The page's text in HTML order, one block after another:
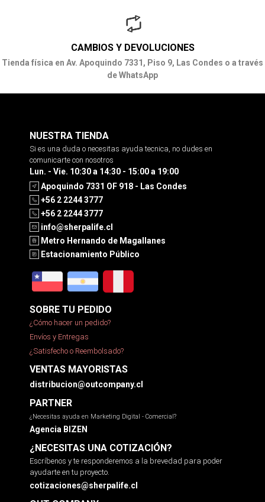
CAMBIOS Y DEVOLUCIONES
Tienda física en Av. Apoquindo 7331, Piso 9, Las Condes o a través
de WhatsApp
NUESTRA TIENDA
Si es una duda o necesitas ayuda tecnica, no dudes en
comunicarte con nosotros
Lun. - Vie. 10:30 a 14:30 - 15:00 a 19:00
Apoquindo 7331 OF 918 - Las Condes
+56 2 2244 3777
+56 2 2244 3777
info@sherpalife.cl
Metro Hernando de Magallanes
Estacionamiento Público
SOBRE TU PEDIDO
¿Cómo hacer un pedido?
Envíos y Entregas
¿Satisfecho o Reembolsado?
VENTAS MAYORISTAS
distribucion@outcompany.cl
PARTNER
¿Necesitas ayuda en Marketing Digital - Comercial?
Agencia BIZEN
¿NECESITAS UNA COTIZACIÓN?
Escríbenos y te responderemos a la brevedad para poder
ayudarte en tu proyecto.
cotizaciones@sherpalife.cl